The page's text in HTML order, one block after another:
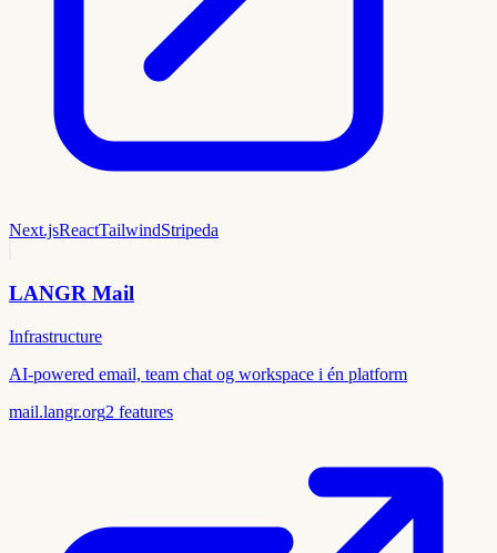
Next.jsReactTailwindStripeda
LANGR Mail
Infrastructure
AI-powered email, team chat og workspace i én platform
mail.langr.org2 features